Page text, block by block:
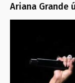
Ariana Grande